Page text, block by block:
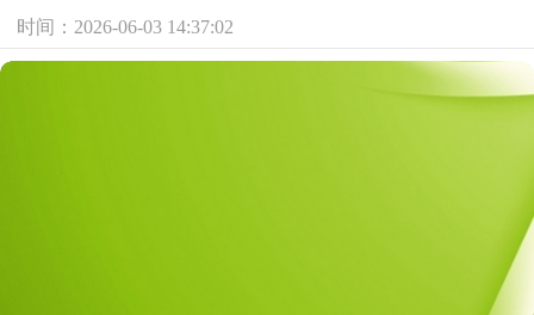
时间：2026-06-03 14:37:02